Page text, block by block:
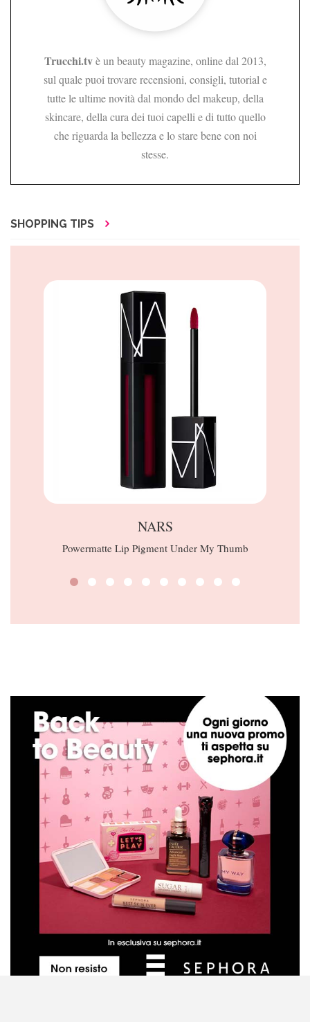
Trucchi.tvè un beauty magazine, online dal 2013,
sul quale puoi trovare recensioni, consigli, tutorial e
tutte le ultime novità dal mondo del makeup, della
skincare, della cura dei tuoi capelli e di tutto quello
che riguarda la bellezza e lo stare bene con noi
stesse.
SHOPPING TIPS
NARS
Powermatte Lip Pigment Under My Thumb